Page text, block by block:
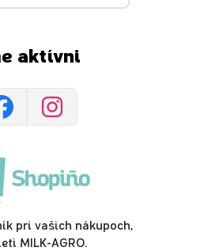
aktívni
pri vašich nákupoch,
MILK-AGRO.